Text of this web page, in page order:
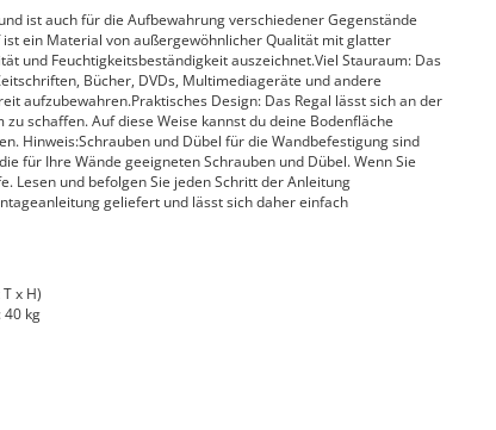
ist auch für die Aufbewahrung verschiedener Gegenstände
ein Material von außergewöhnlicher Qualität mit glatter
und Feuchtigkeitsbeständigkeit auszeichnet.Viel Stauraum: Das
Bücher, DVDs, Multimediageräte und andere
aufzubewahren.Praktisches Design: Das Regal lässt sich an der
schaffen. Auf diese Weise kannst du deine Bodenfläche
Hinweis:Schrauben und Dübel für die Wandbefestigung sind
für Ihre Wände geeigneten Schrauben und Dübel. Wenn Sie
Lesen und befolgen Sie jeden Schritt der Anleitung
geliefert und lässt sich daher einfach
x H)
40 kg